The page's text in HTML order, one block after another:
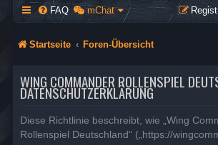
FAQ mChat
Startseite Foren-Übersicht
WING COMMANDER ROLLENSPIEL
DATENSCHUTZERKLÄRUNG
Diese Richtlinie beschreibt, wie „Wing
Rollenspiel Deutschland“ („https://